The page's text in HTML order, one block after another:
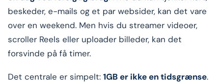
beskeder, e-mails og et par websider, kan det vare
over en weekend. Men hvis du streamer videoer,
scroller Reels eller uploader billeder, kan det
forsvinde på få timer.
Det centrale er simpelt: 1GB er ikke en tidsgrænse.